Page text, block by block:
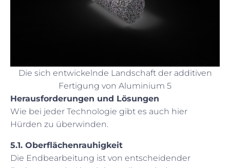
Die sich entwickelnde Landschaft der additiven
Fertigung von Aluminium 5
Herausforderungen und Lösungen
Wie bei jeder Technologie gibt es auch hier
Hürden zu überwinden.
5.1. Oberflächenrauhigkeit
Die Endbearbeitung ist von entscheidender